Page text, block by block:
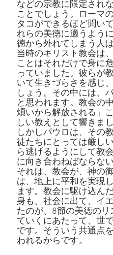
などの宗教に限定され
ことでしょう。ローマ
タコができるほど聞い
れらの美徳に適うよう
徳から外れてしまう人
当時のキリスト教会は
ことはそれだけで身に
っていました。彼らが
いて生きづらさを感じ
しょう。その中には、
と思われます。教会の
煩いから解放される」
しい教えとして響きまし
しかしパウロは、その
徒たちにとっては厳し
ら逃げるようにして教
に向き合わねばならな
それは、教会が、神の
は、地上に平和を実現
ます。教会に駆け込ん
身も、社会に出て、イ
たのが、8節の美徳の
ていくにあたって、世
です。そういう共通点
われるからです。